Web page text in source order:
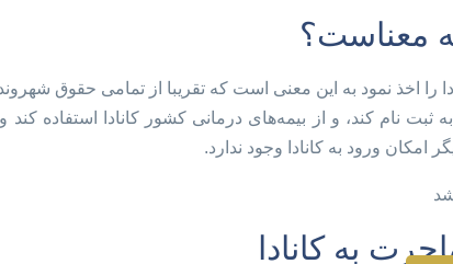
معناست؟
را اخذ نمود به این معنی است که تقریبا از تمامی حقوق
به ثبت نام کند، و از بیمه‌های درمانی کشور کانادا
امکان ورود به کانادا وجود ندارد.
به کانادا